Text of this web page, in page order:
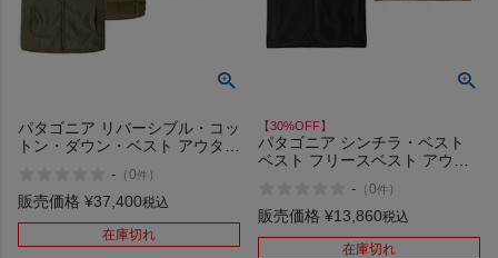
パタゴニア リバーシブル・コッ
トン・ダウン・ベスト アウター
ドア キャンプ PATAGONIA
REVERSIBLE COTTON DOWN
- （0件 ）
販売価格 ¥37,400税込
在庫切れ
【30%OFF】
パタゴニア シンチラ・ベスト
ベスト フリースベスト アウタ
キャンプ PATAGONIA
SYNCHILLA FLEECE VEST
- （0件 ）
販売価格 ¥13,860税込
在庫切れ